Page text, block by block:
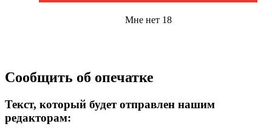
Мне нет 18
Сообщить об опечатке
Текст, который будет отправлен нашим
редакторам: